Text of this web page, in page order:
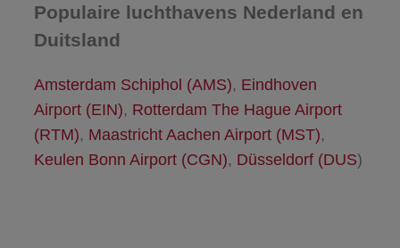
Populaire luchthavens Nederland en
Duitsland
Amsterdam Schiphol (AMS), Eindhoven
Airport (EIN), Rotterdam The Hague Airport
(RTM), Maastricht Aachen Airport (MST),
Keulen Bonn Airport (CGN), Düsseldorf (DUS)